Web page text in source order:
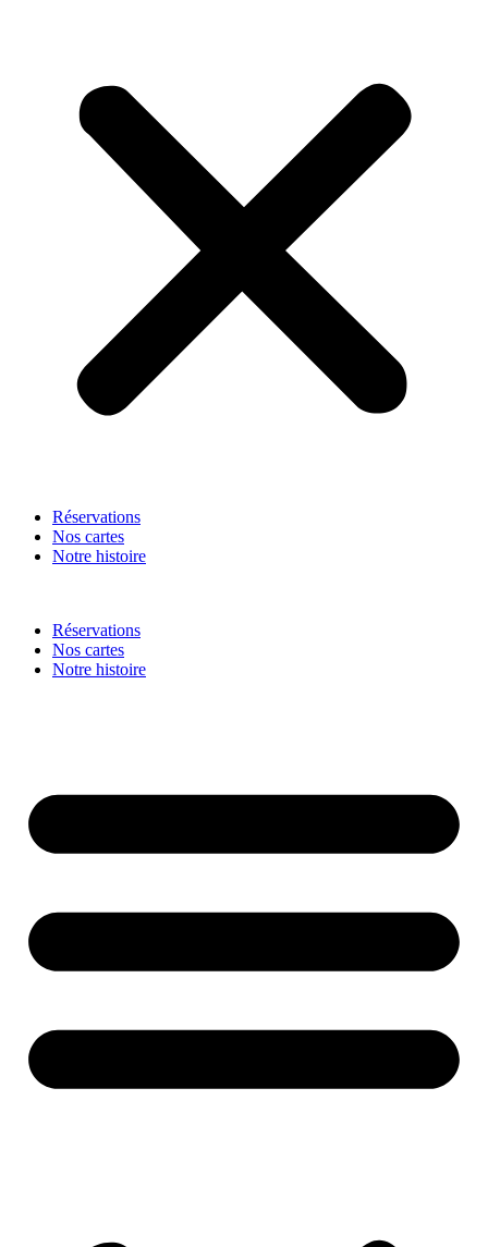
Réservations
Nos cartes
Notre histoire
Réservations
Nos cartes
Notre histoire